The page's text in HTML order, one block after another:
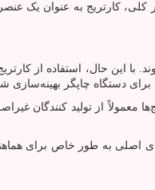
کارتریج به عنوان یک
حال، استفاده از
دستگاه چاپگر بهینه‌سازی
از تولید کنندگان
اصلی به طور خاص برای